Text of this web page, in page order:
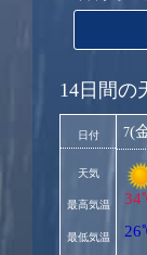
14日間の
日付
天気
最高気温
最低気温
7(